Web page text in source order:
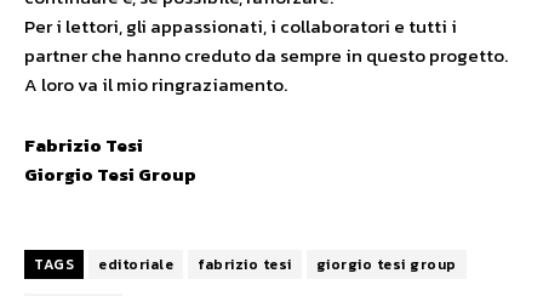
Per i lettori, gli appassionati, i collaboratori e tutti i
partner che hanno creduto da sempre in questo progetto.
A loro va il mio ringraziamento.
Fabrizio Tesi
Giorgio Tesi Group
TAGS editoriale fabrizio tesi
giorgio tesi group